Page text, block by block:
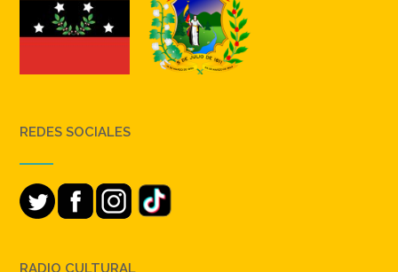
REDES SOCIALES
RADIO CULTURAL